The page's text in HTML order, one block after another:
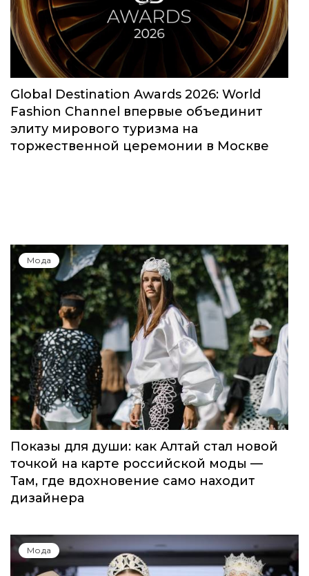
Global Destination Awards 2026: World
Fashion Channel впервые объединит
элиту мирового туризма на
торжественной церемонии в Москве
Мода
Показы для души: как Алтай стал новой
точкой на карте российской моды —
Там, где вдохновение само находит
дизайнера
Мода